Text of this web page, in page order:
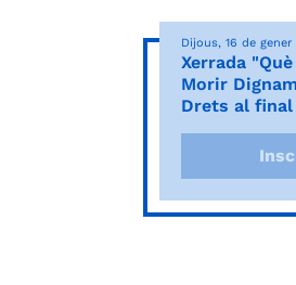
Dijous, 16 de
Xerrada
Morir
Drets al final